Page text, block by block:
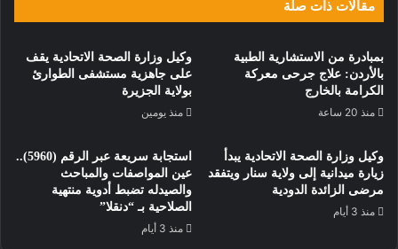
مقالات ذات صلة
بمبادرة من الاستشارية الطبية
بالأردن: علاج جرحى معركة
الكرامة بالخارج
منذ 20 ساعة
وكيل وزارة الصحة الاتحادية يقف
على جاهزية مستشفى الطوارئ
بولاية الجزيرة
منذ يومين
وكيل وزارة الصحة الاتحادية يبدأ
زيارة ميدانية إلى ولاية سنار ويتفقد
مرضى الزائدة الدودية
منذ 3 أيام
استجابة سريعة عبر الرقم (5960)..
عين المواصفات والمباحث
والصيدله تضبط أدوية منتهية
الصلاحية بـ “دنقلا”
منذ 3 أيام